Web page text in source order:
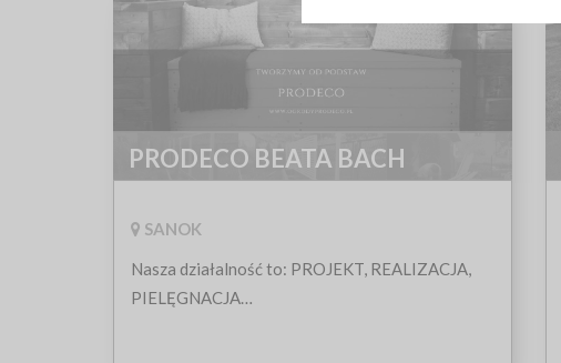
PRODECO BEATA BACH
SANOK
Nasza działalność to: PROJEKT, REALIZACJA,
PIELĘGNACJA